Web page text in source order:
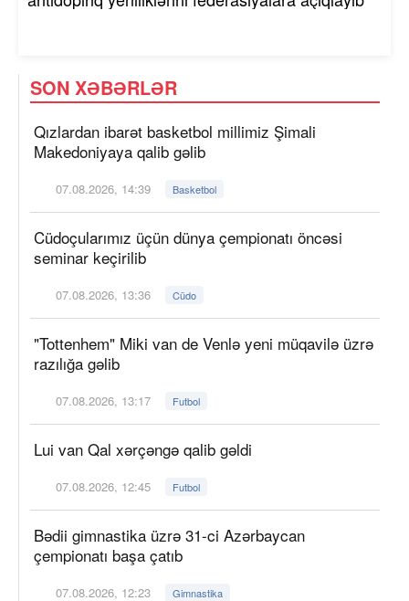
SON XƏBƏRLƏR
Qızlardan ibarət basketbol millimiz Şimali
Makedoniyaya qalib gəlib
07.08.2026, 14:39 Basketbol
Cüdoçularımız üçün dünya çempionatı öncəsi
seminar keçirilib
07.08.2026, 13:36 Cüdo
"Tottenhem" Miki van de Venlə yeni müqavilə üzrə
razılığa gəlib
07.08.2026, 13:17 Futbol
Lui van Qal xərçəngə qalib gəldi
07.08.2026, 12:45 Futbol
Bədii gimnastika üzrə 31-ci Azərbaycan
çempionatı başa çatıb
07.08.2026, 12:23 Gimnastika